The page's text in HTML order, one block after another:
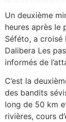
Un deuxième
heures après le
Séféto, a
Dalibera Les
informés de
C’est la
des bandits
long de 50 km
rivières, cours